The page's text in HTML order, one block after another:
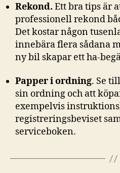
Rekond. Ett bra tips är
professionell rekond
Det kostar någon
innebära flera sådana
ny bil skapar ett ha-
Papper i ordning. Se
sin ordning och att
exempelvis
registreringsbeviset
serviceboken.